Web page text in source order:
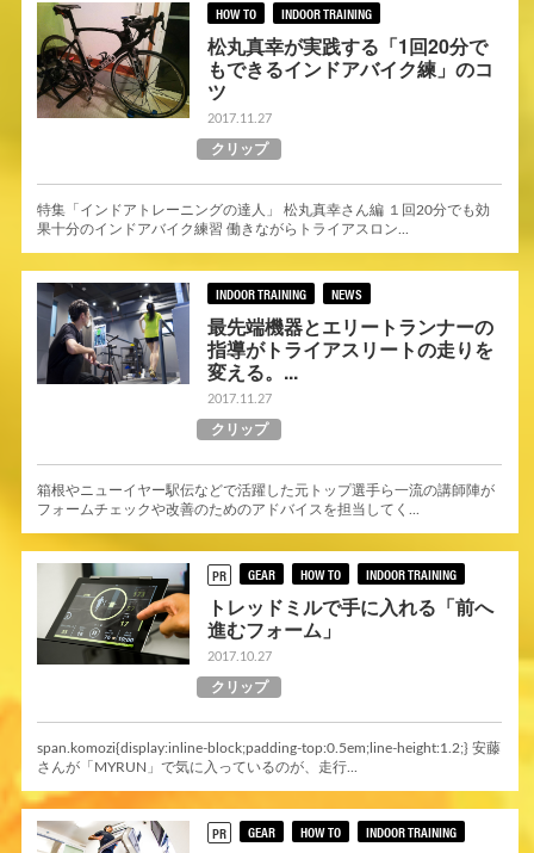
HOW TO INDOOR TRAINING
松丸真幸が実践する「1回20分で
もできるインドアバイク練」のコ
ツ
2017.11.27
クリップ
特集「インドアトレーニングの達人」 松丸真幸さん編 １回20分でも効
果十分のインドアバイク練習 働きながらトライアスロン...
INDOOR TRAINING NEWS
最先端機器とエリートランナーの
指導がトライアスリートの走りを
変える。...
2017.11.27
クリップ
箱根やニューイヤー駅伝などで活躍した元トップ選手ら一流の講師陣が
フォームチェックや改善のためのアドバイスを担当してく...
PR GEAR HOW TO INDOOR TRAINING
トレッドミルで手に入れる「前へ
進むフォーム」
2017.10.27
クリップ
span.komozi{display:inline-block;padding-top:0.5em;line-height:1.2;} 安藤
さんが「MYRUN」で気に入っているのが、走行...
PR GEAR HOW TO INDOOR TRAINING